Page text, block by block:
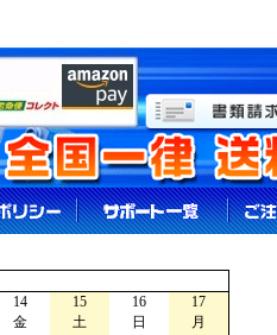
14 15 16
17
金 土 日
月